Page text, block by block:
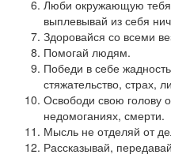
Люби окружающую тебя
выплевывай из себя
Здоровайся со всеми
Помогай людям.
Победи в себе
стяжательство, страх,
Освободи свою голову
недомоганиях, смерти.
Мысль не отделяй от
Рассказывай,